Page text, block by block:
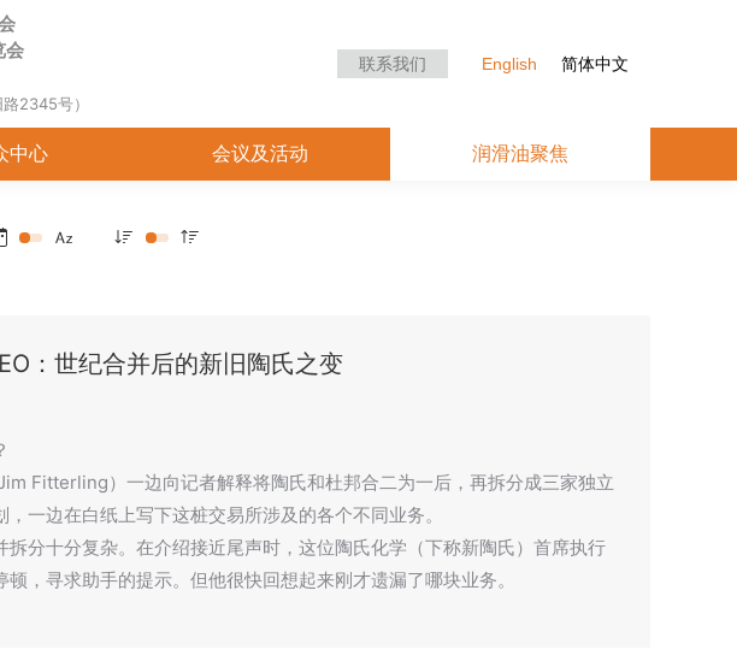
会
2345号）
联系我们 English 简体中文
中心 会议及活动 润滑油聚焦
：世纪合并后的新旧陶氏之变
Fitterling）一边向记者解释将陶氏和杜邦合二为一后，再拆分成三家独立
，一边在白纸上写下这桩交易所涉及的各个不同业务。
拆分十分复杂。在介绍接近尾声时，这位陶氏化学（下称新陶氏）首席执行
顿，寻求助手的提示。但他很快回想起来刚才遗漏了哪块业务。
商中心